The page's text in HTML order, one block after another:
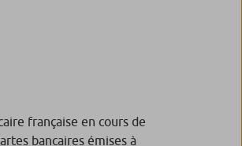
française en cours de
bancaires émises à